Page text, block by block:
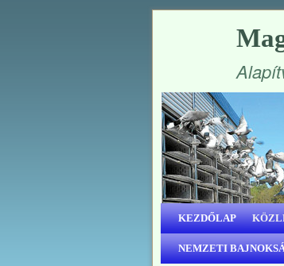
Ugrás a főtartalomra
Ugrás a másodlagos tartalomra
KEZDŐLAP
NEMZETI